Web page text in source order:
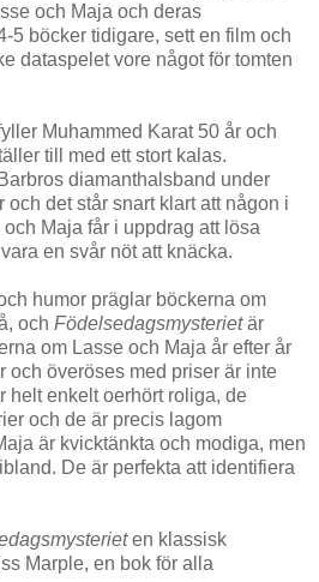
och Maja och deras
5 böcker tidigare, sett en film och
dataspelet vore något för tomten
Muhammed Karat 50 år och
till med ett stort kalas.
diamanthalsband under
och det står snart klart att någon i
Maja får i uppdrag att lösa
en svår nöt att knäcka.
humor präglar böckerna om
och Födelsedagsmysterietär
om Lasse och Maja år efter år
och överöses med priser är inte
helt enkelt oerhört roliga, de
och de är precis lagom
är kvicktänkta och modiga, men
De är perfekta att identifiera
en klassisk
Marple, en bok för alla